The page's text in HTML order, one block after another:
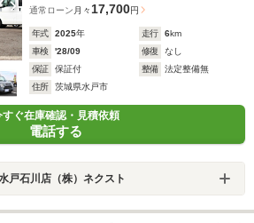
通常ローン 月々 17,700円
年式 2025年 走行 6km
車検
'28/09 修復
なし
保証
保証付 整備
法定整備無
住所
茨城県水戸市
すぐ在庫確認・見積依頼
電話する
戸石川店（株）ネクスト